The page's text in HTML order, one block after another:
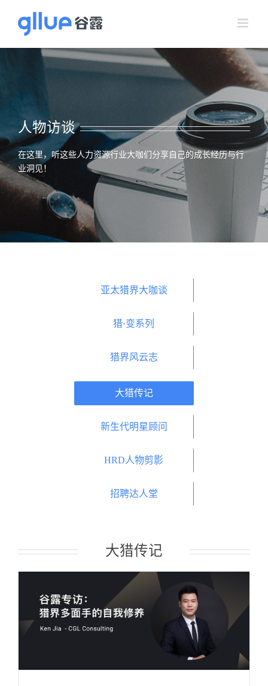
容
人物访谈
在这里，听这些人力资源行业大咖们分享自己的成长经历与行
业洞见！
亚太猎界大咖谈
猎·变系列
猎界风云志
大猎传记
新生代明星顾问
HRD人物剪影
招聘达人堂
大猎传记